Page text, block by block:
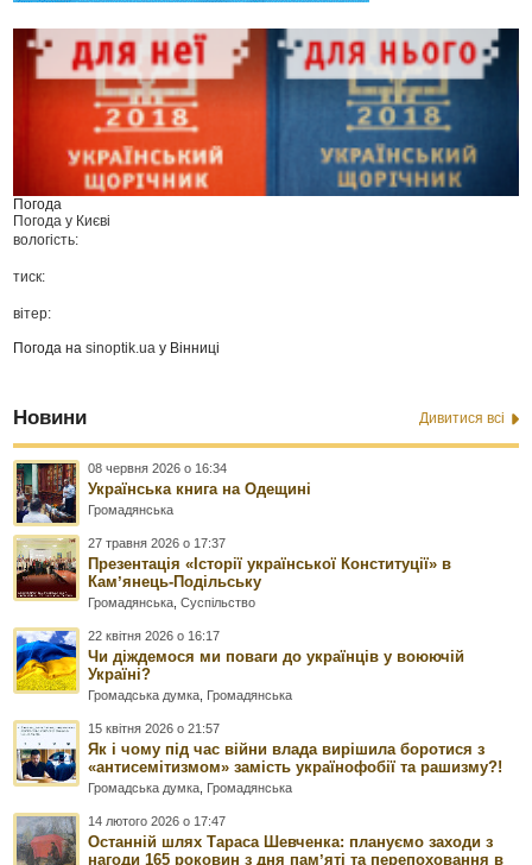
Погода
Погода у Києві
вологість:
тиск:
вітер:
Погода наsinoptik.ua у Вінниці
Новини Дивитися всі
08 червня 2026 о 16:34
Українська книга на Одещині
Громадянська
27 травня 2026 о 17:37
Презентація «Історії української Конституції» в
Камʼянець-Подільську
Громадянська ,Суспільство
22 квітня 2026 о 16:17
Чи діждемося ми поваги до українців у воюючій
Україні?
Громадська думка Громадянська
15 квітня 2026 о 21:57
Як і чому під час війни влада вирішила боротися з
«антисемітизмом» замість українофобії та рашизму?!
Громадська думка Громадянська
14 лютого 2026 о 17:47
Останній шлях Тараса Шевченка: плануємо заходи з
нагоди 165 роковин з дня памʼяті та перепоховання в